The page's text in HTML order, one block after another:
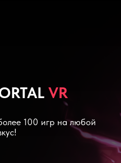
VR
100 игр на любой